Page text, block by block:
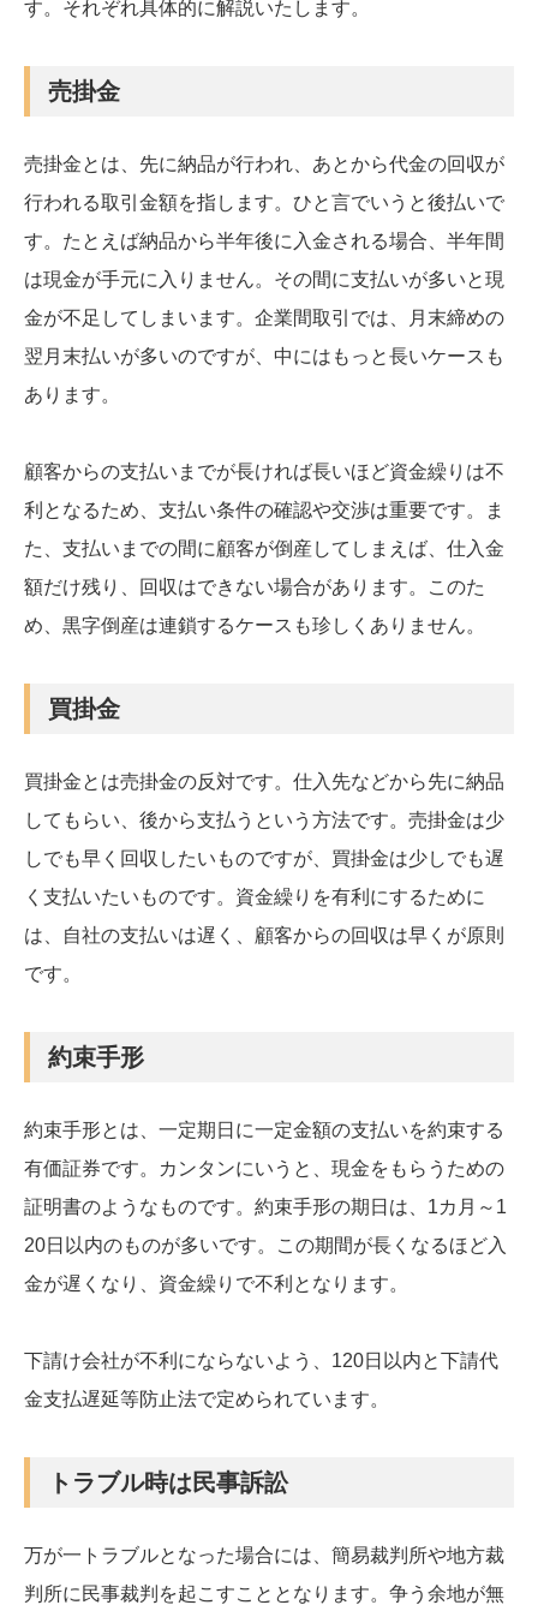
す。それぞれ具体的に解説いたします。
売掛金
売掛金とは、先に納品が行われ、あとから代金の回収が
行われる取引金額を指します。ひと言でいうと後払いで
す。たとえば納品から半年後に入金される場合、半年間
は現金が手元に入りません。その間に支払いが多いと現
金が不足してしまいます。企業間取引では、月末締めの
翌月末払いが多いのですが、中にはもっと長いケースも
あります。
顧客からの支払いまでが長ければ長いほど資金繰りは不
利となるため、支払い条件の確認や交渉は重要です。ま
た、支払いまでの間に顧客が倒産してしまえば、仕入金
額だけ残り、回収はできない場合があります。このた
め、黒字倒産は連鎖するケースも珍しくありません。
買掛金
買掛金とは売掛金の反対です。仕入先などから先に納品
してもらい、後から支払うという方法です。売掛金は少
しでも早く回収したいものですが、買掛金は少しでも遅
く支払いたいものです。資金繰りを有利にするために
は、自社の支払いは遅く、顧客からの回収は早くが原則
です。
約束手形
約束手形とは、一定期日に一定金額の支払いを約束する
有価証券です。カンタンにいうと、現金をもらうための
証明書のようなものです。約束手形の期日は、1カ月～1
20日以内のものが多いです。この期間が長くなるほど入
金が遅くなり、資金繰りで不利となります。
下請け会社が不利にならないよう、120日以内と下請代
金支払遅延等防止法で定められています。
トラブル時は民事訴訟
万が一トラブルとなった場合には、簡易裁判所や地方裁
判所に民事裁判を起こすこととなります。争う余地が無